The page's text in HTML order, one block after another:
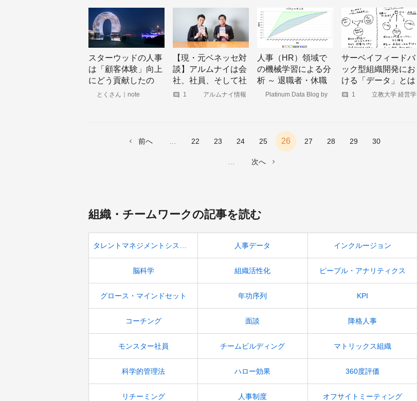
れからのチームワー
ク論
ションズ
スターウッドの人事
は「顧客体験」向上
にどう貢献したの
か？とくさん｜note
【現・元ベネッセ対
談】アルムナイは会
社、社員、そして社
会も変える
1
アルムナイ情報
人事（HR）領域で
の機械学習による分
析 ～ 退職者・休職
者予測を例として～
Platinum Data Blog by
サーベイフィードバ
ック型組織開発にお
ける「データ」とは
そもそも何か？
1
立教大学 経営学
前へ 22 23 24 25 26 27 28 29 30
次へ
組織・チームワークの記事を読む
人事データ インクルージョン
脳科学 組織活性化 ピープル・アナリティクス
グロース・マインドセット 年功序列 KPI
コーチング 面談 降格人事
モンスター社員 チームビルディング マトリックス組織
科学的管理法 ハロー効果 360度評価
リチーミング 人事制度 オフサイトミーティング